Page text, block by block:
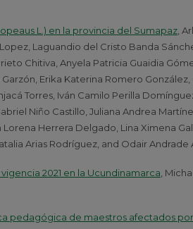
L.) en la provincia del Sumapaz,
Laguandio del Cristo Banda
Chitiva, Anyela Patricia Guaidia
Erika Katerina Romero González,
Torres, Iván Camilo Perilla
Niño Castillo, Juliana Andrea
Herrera Delgado, Lina Ximena
Arias Rodríguez, and Odair Andrade
2021 en la Ucundinamarca ,
pedagógica de maestros afectados